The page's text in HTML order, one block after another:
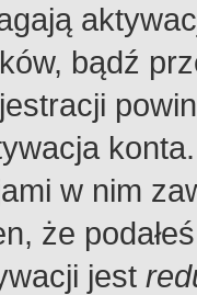
bądź
w nim
że
jest